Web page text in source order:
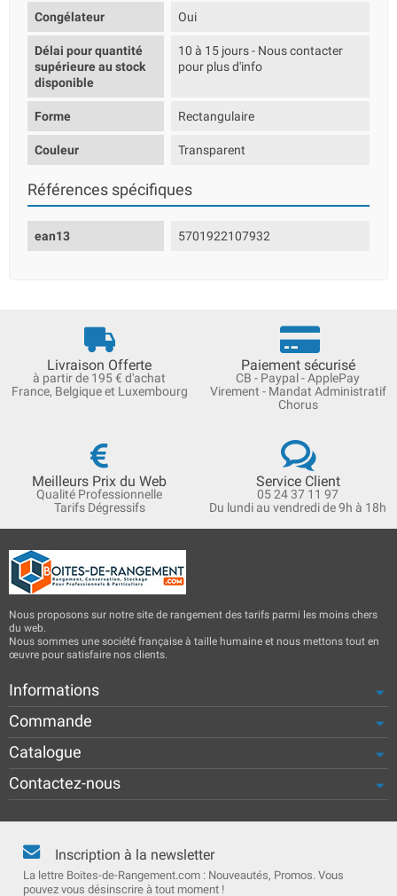
Congélateur Oui
Délai pour quantité
supérieure au stock
disponible
10 à 15 jours - Nous contacter
pour plus d'info
Forme Rectangulaire
Couleur Transparent
Références spécifiques
ean13 5701922107932
Livraison Offerte
à partir de 195 € d'achat
France, Belgique et Luxembourg
Paiement sécurisé
CB - Paypal - ApplePay
Virement - Mandat Administratif
Chorus
Meilleurs Prix du Web
Qualité Professionnelle
Tarifs Dégressifs
Service Client
05 24 37 11 97
Du lundi au vendredi de 9h à 18h
Nous proposons sur notre site de rangement des tarifs parmi les moins chers
du web.
Nous sommes une société française à taille humaine et nous mettons tout en
œuvre pour satisfaire nos clients.
Informations
Commande
Catalogue
Contactez-nous
Inscription à la newsletter
La lettre Boites-de-Rangement.com : Nouveautés, Promos. Vous
pouvez vous désinscrire à tout moment !